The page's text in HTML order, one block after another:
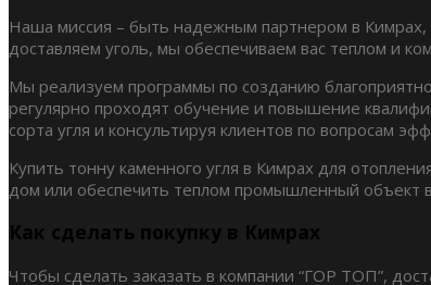
Наша миссия – быть надежным партнером в
доставляем уголь, мы обеспечиваем вас теплом и
Мы реализуем программы по созданию
регулярно проходят обучение и повышение
сорта угля и консультируя клиентов по вопросам
Купить тонну каменного угля в Кимрах для
дом или обеспечить теплом промышленный
Как сделать покупку в Кимрах
Чтобы сделать заказать в компании “ГОР ТОП”,